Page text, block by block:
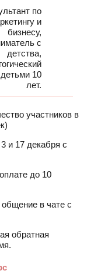
по
и
бизнесу,
с
детства,
10
лет.
участников в
и 17 декабря с
до 10
в чате с
обратная